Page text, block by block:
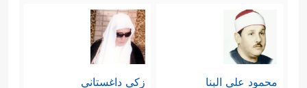
محمود علي البنا زكي داغستاني